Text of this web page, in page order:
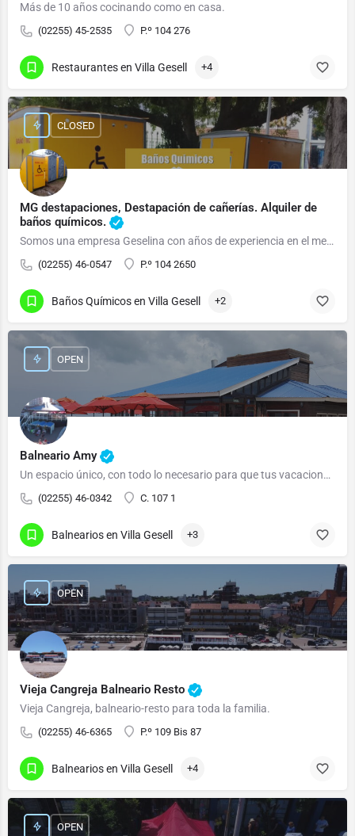
Más de 10 años cocinando como en casa.
(02255) 45-2535 P.º 104 276
Restaurantes en Villa Gesell +4
MG destapaciones, Destapación de cañerías. Alquiler de
baños químicos.
Somos una empresa Geselina con años de experiencia en el mercado.
(02255) 46-0547 P.º 104 2650
CLOSED
Baños Químicos en Villa Gesell +2
Balneario Amy
Un espacio único, con todo lo necesario para que tus vacaciones, sean ¡VACACIONES!
(02255) 46-0342 C. 107 1
OPEN
Balnearios en Villa Gesell +3
Vieja Cangreja Balneario Resto
Vieja Cangreja, balneario-resto para toda la familia.
(02255) 46-6365 P.º 109 Bis 87
OPEN
Balnearios en Villa Gesell +4
OPEN